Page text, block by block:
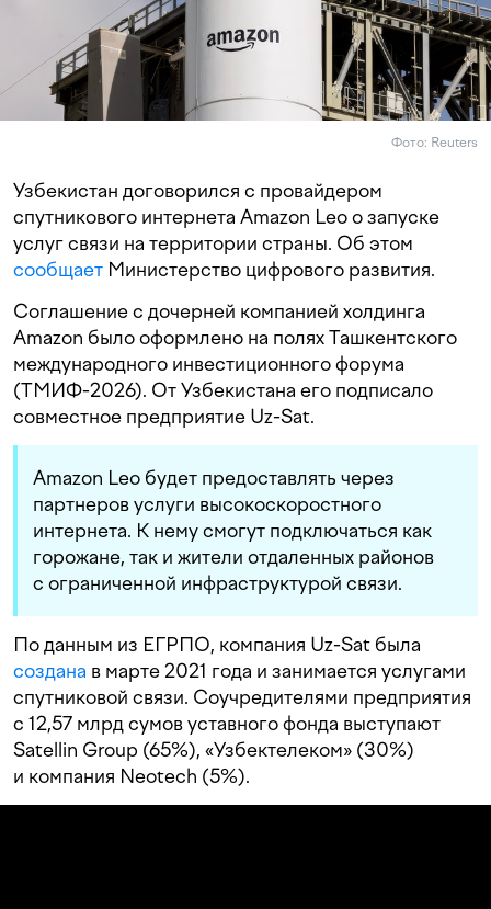
Фото: Reuters
Узбекистан договорился с провайдером
спутникового интернета Amazon Leo о запуске
услуг связи на территории страны. Об этом
сообщает Министерство цифрового развития.
Соглашение с дочерней компанией холдинга
Amazon было оформлено на полях Ташкентского
международного инвестиционного форума
(ТМИФ-2026). От Узбекистана его подписало
совместное предприятие Uz-Sat.
Amazon Leo будет предоставлять через
партнеров услуги высокоскоростного
интернета. К нему смогут подключаться как
горожане, так и жители отдаленных районов
с ограниченной инфраструктурой связи.
По данным из ЕГРПО, компания Uz-Sat была
создана в марте 2021 года и занимается услугами
спутниковой связи. Соучредителями предприятия
с 12,57 млрд сумов уставного фонда выступают
Satellin Group (65%), «Узбектелеком» (30%)
и компания Neotech (5%).